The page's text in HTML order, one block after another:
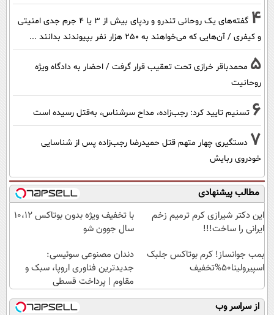
4
گفته‌های یک روحانی تندرو و ردپای بیش از ۳ یا ۴ جرم جدی امنیتی
و کیفری / آن‌هایی که می‌خواهند به ۲۵۰ هزار نفر بپیوندند بدانند ...
5 محمدباقر خرازی تحت تعقیب قرار گرفت / احضار به دادگاه ویژه
روحانیت
6 تسنیم تایید کرد: رجب‌زاده، مداح سرشناس، به‌قتل رسیده است
7 دستگیری چهار متهم قتل حمیدرضا رجب‌زاده پس از شناسایی
خودروی ربایش
مطالب پیشنهادی
این دکتر شیرازی کرم ترمیم زخم
ایرانی را ساخت!!!
با تخفیف ویژه بدون بوتاکس ۱۰،۱۲
سال جوون شو
بمب جوانساز! کرم بوتاکس جلبک
اسپیرولینا50%تخفیف
دندان مصنوعی سوئیسی:
جدیدترین فناوری اروپا، سبک و
مقاوم | پرداخت قسطی
از سراسر وب